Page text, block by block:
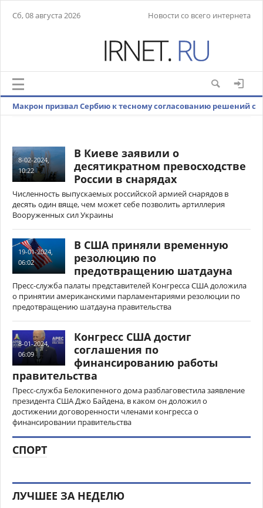
Сб, 08 августа 2026 Новости со всего интернета
Макрон призвал Сербию к тесному согласованию решений с
8-02-2024,
10:22
В Киеве заявили о
десятикратном превосходстве
России в снарядах
Численность выпускаемых российской армией снарядов в
десять один вяще, чем может себе позволить артиллерия
Вооруженных сил Украины
19-01-2024,
06:02
В США приняли временную
резолюцию по
предотвращению шатдауна
Пресс-служба палаты представителей Конгресса США доложила
о принятии американскими парламентариями резолюции по
предотвращению шатдауна правительства
8-01-2024,
06:09
Конгресс США достиг
соглашения по
финансированию работы
правительства
Пресс-служба Белокипенного дома разблаговестила заявление
президента США Джо Байдена, в каком он доложил о
достижении договоренности членами конгресса о
финансировании правительства
СПОРТ
ЛУЧШЕЕ ЗА НЕДЕЛЮ